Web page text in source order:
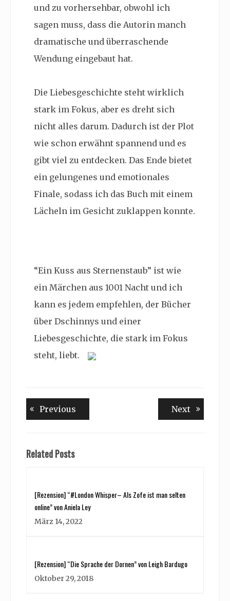
und zu vorhersehbar, obwohl ich
sagen muss, dass die Autorin manch
dramatische und überraschende
Wendung eingebaut hat.
Die Liebesgeschichte steht wirklich
stark im Fokus, aber es dreht sich
nicht alles darum. Dadurch ist der Plot
wie schon erwähnt spannend und es
gibt viel zu entdecken. Das Ende bietet
ein gelungenes und emotionales
Finale, sodass ich das Buch mit einem
Lächeln im Gesicht zuklappen konnte.
“Ein Kuss aus Sternenstaub” ist wie
ein Märchen aus 1001 Nacht und ich
kann es jedem empfehlen, der Bücher
über Dschinnys und einer
Liebesgeschichte, die stark im Fokus
steht, liebt.
Beitragsnavigation
Previous NextNext
Related Posts
[Rezension] “#London Whisper– Als Zofe ist man selten
online” von Aniela Ley
März 14, 2022
[Rezension] “Die Sprache der Dornen” von Leigh Bardugo
Oktober 29, 2018